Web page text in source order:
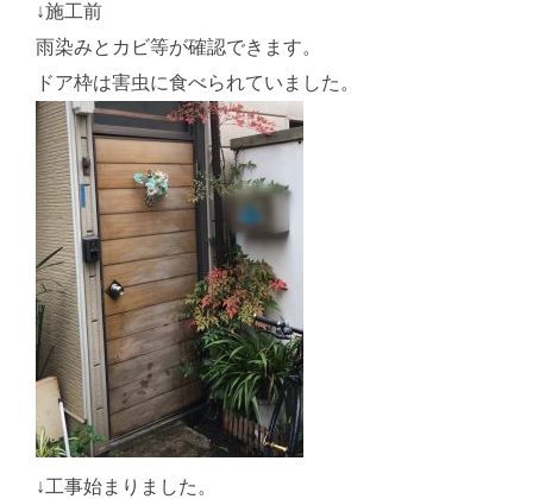
↓施工前
雨染みとカビ等が確認できます。
ドア枠は害虫に食べられていました。
↓工事始まりました。